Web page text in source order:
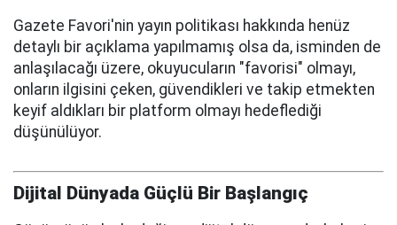
Gazete Favori'nin yayın politikası hakkında henüz
detaylı bir açıklama yapılmamış olsa da, isminden de
anlaşılacağı üzere, okuyucuların "favorisi" olmayı,
onların ilgisini çeken, güvendikleri ve takip etmekten
keyif aldıkları bir platform olmayı hedeflediği
düşünülüyor.
Dijital Dünyada Güçlü Bir Başlangıç